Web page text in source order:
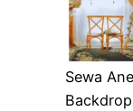
Sewa